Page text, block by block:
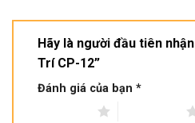
Hãy là người đầu tiên
Trí CP-12”
Đánh giá của bạn *